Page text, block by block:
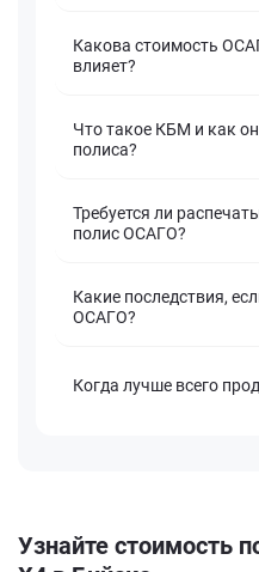
Какова стоимость
влияет?
Что такое КБМ и как
полиса?
Требуется ли
полис ОСАГО?
Какие последствия,
ОСАГО?
Когда лучше всего
Узнайте стоимость